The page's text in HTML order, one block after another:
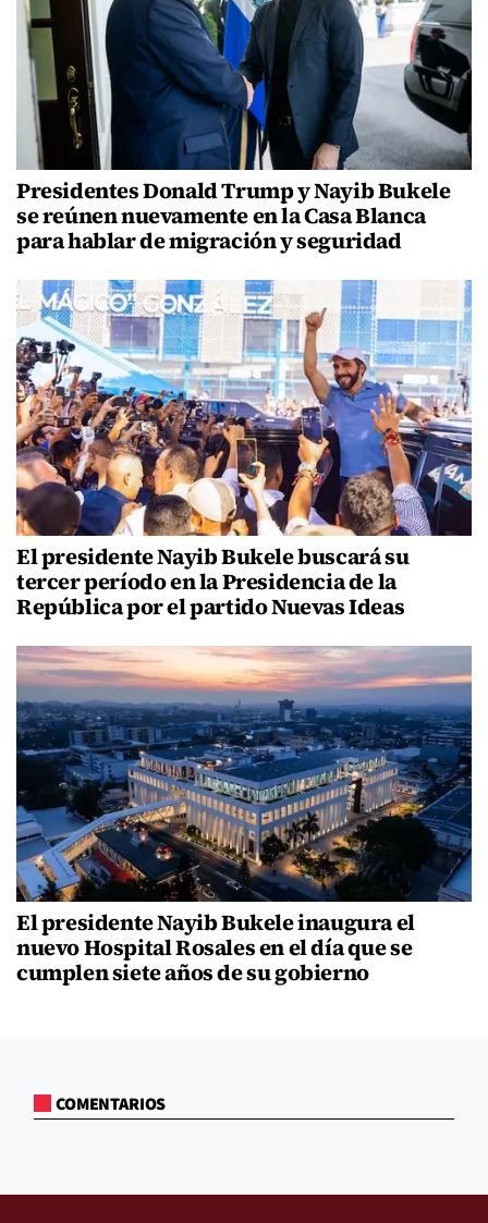
Presidentes Donald Trump y Nayib Bukele
se reúnen nuevamente en la Casa Blanca
para hablar de migración y seguridad
El presidente Nayib Bukele buscará su
tercer período en la Presidencia de la
República por el partido Nuevas Ideas
El presidente Nayib Bukele inaugura el
nuevo Hospital Rosales en el día que se
cumplen siete años de su gobierno
COMENTARIOS